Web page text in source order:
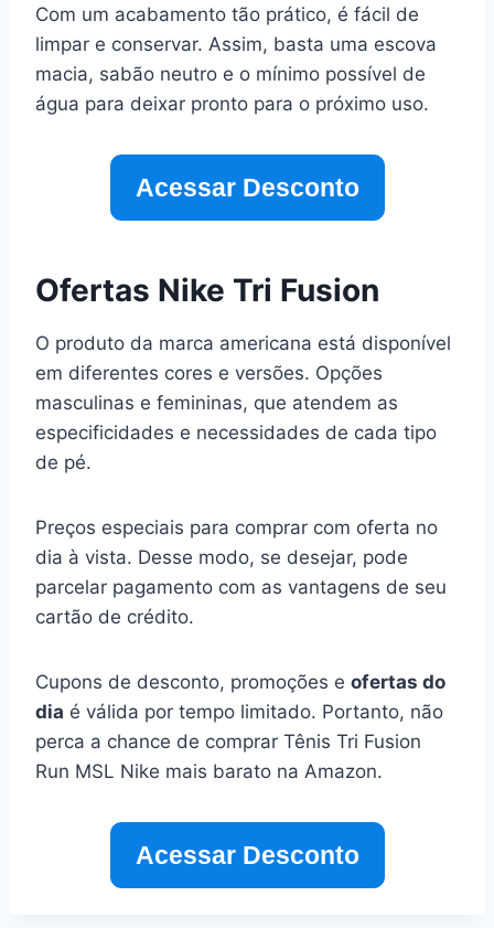
Com um acabamento tão prático, é fácil de
limpar e conservar. Assim, basta uma escova
macia, sabão neutro e o mínimo possível de
água para deixar pronto para o próximo uso.
Acessar Desconto
Ofertas Nike Tri Fusion
O produto da marca americana está disponível
em diferentes cores e versões. Opções
masculinas e femininas, que atendem as
especificidades e necessidades de cada tipo
de pé.
Preços especiais para comprar com oferta no
dia à vista. Desse modo, se desejar, pode
parcelar pagamento com as vantagens de seu
cartão de crédito.
Cupons de desconto, promoções e ofertas do
dia é válida por tempo limitado. Portanto, não
perca a chance de comprar Tênis Tri Fusion
Run MSL Nike mais barato na Amazon.
Acessar Desconto